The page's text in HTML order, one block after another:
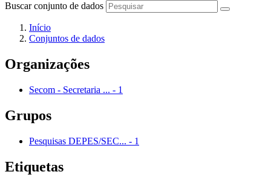
Buscar conjunto de dados
Início
Conjuntos de dados
Organizações
Secom - Secretaria ... - 1
Grupos
Pesquisas DEPES/SEC... - 1
Etiquetas